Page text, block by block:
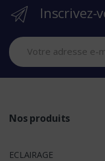
Inscrivez-
Nos produits
ECLAIRAGE